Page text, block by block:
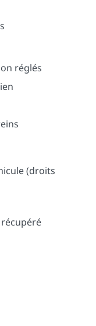
réglés
(droits